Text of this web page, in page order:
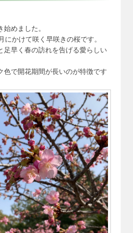
めました。
にかけて咲く早咲きの桜です。
足早く春の訪れを告げる愛らしい
色で開花期間が長いのが特徴です